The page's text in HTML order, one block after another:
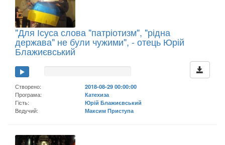
"Для Ісуса слова "патріотизм", "рідна
держава" не були чужими", - отець Юрій
Блажиєвський
Створено:
2018-08-29 00:00:00
Програма:
Катехиза
Гість:
Юрій Блажиєвський
Ведучий:
Максим Приступа